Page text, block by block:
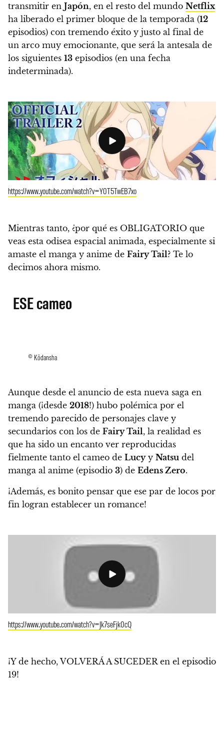
transmitir en Japón, en el resto del mundo Netflix
ha liberado el primer bloque de la temporada (12
episodios) con tremendo éxito y justo al final de
un arco muy emocionante, que será la antesala de
los siguientes 13 episodios (en una fecha
indeterminada).
https://www.youtube.com/watch?v=Y0T5TwEB7xo
Mientras tanto, ¿por qué es OBLIGATORIO que
veas esta odisea espacial animada, especialmente si
amaste el manga y anime de Fairy Tail? Te lo
decimos ahora mismo.
ESE cameo
© Kōdansha
Aunque desde el anuncio de esta nueva saga en
manga (¡desde 2018!) hubo polémica por el
tremendo parecido de personajes clave y
secundarios con los de Fairy Tail, la realidad es
que ha sido un encanto ver reproducidas
fielmente tanto el cameo de Lucyy Natsu del
manga al anime (episodio 3) de Edens Zero.
¡Además, es bonito pensar que ese par de locos por
fin logran establecer un romance!
https://www.youtube.com/watch?v=Jk7seFjk0cQ
¡Y de hecho, VOLVERÁ A SUCEDER en el episodio
19!